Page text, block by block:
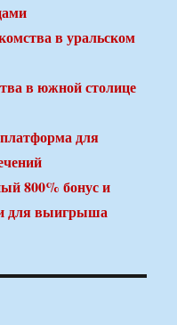
в уральском
в южной столице
для
800% бонус и
для выигрыша